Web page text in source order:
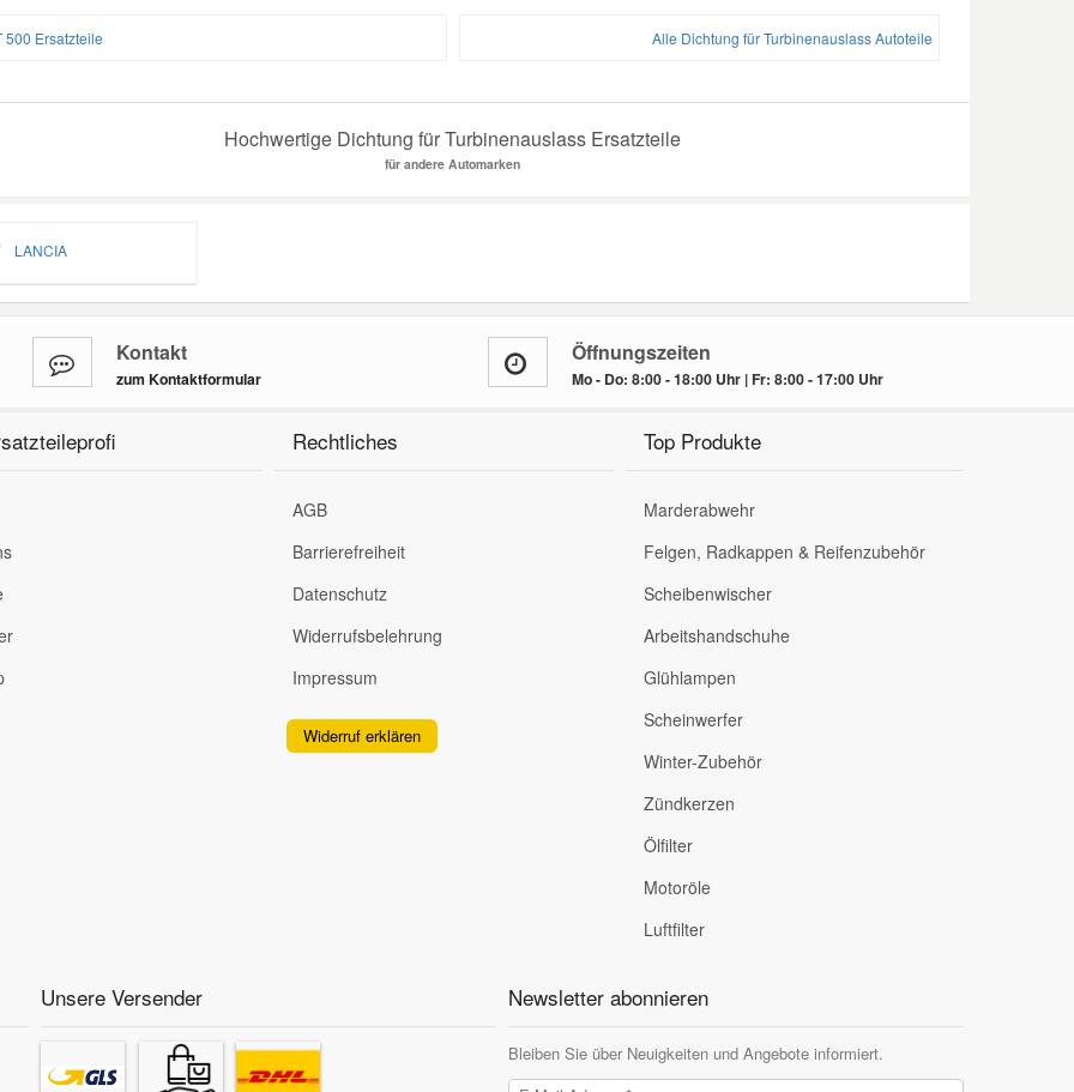
500 Ersatzteile Alle Dichtung für Turbinenauslass Autoteile
Hochwertige Dichtung für Turbinenauslass Ersatzteile
für andere Automarken
LANCIA
Kontakt
zum Kontaktformular
Öffnungszeiten
Mo - Do: 8:00 - 18:00 Uhr | Fr: 8:00 - 17:00 Uhr
Rechtliches
AGB
Barrierefreiheit
Datenschutz
Widerrufsbelehrung
Impressum
Widerruf erklären
Top Produkte
Marderabwehr
Felgen, Radkappen & Reifenzubehör
Scheibenwischer
Arbeitshandschuhe
Glühlampen
Scheinwerfer
Winter-Zubehör
Zündkerzen
Ölfilter
Motoröle
Luftfilter
Unsere Versender Newsletter abonnieren
Bleiben Sie über Neuigkeiten und Angebote informiert.